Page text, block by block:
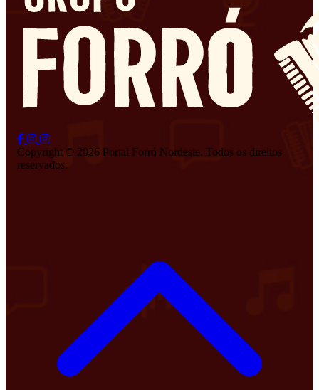
Copyright © 2026 Portal Forró Nordeste. Todos os direitos
reservados.